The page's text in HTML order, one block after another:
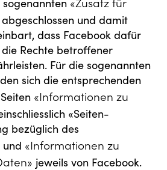
abgeschlossen und damit
dass Facebook dafür
Rechte betroffener
Für die sogenannten
sich die entsprechenden
«Informationen zu
«Seiten-
bezüglich des
und «Informationen zu
jeweils von Facebook.